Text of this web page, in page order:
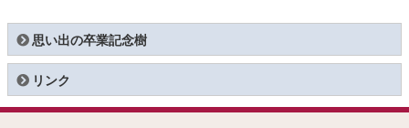
思い出の卒業記念樹
リンク